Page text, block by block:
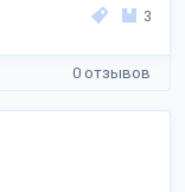
3
0 отзывов